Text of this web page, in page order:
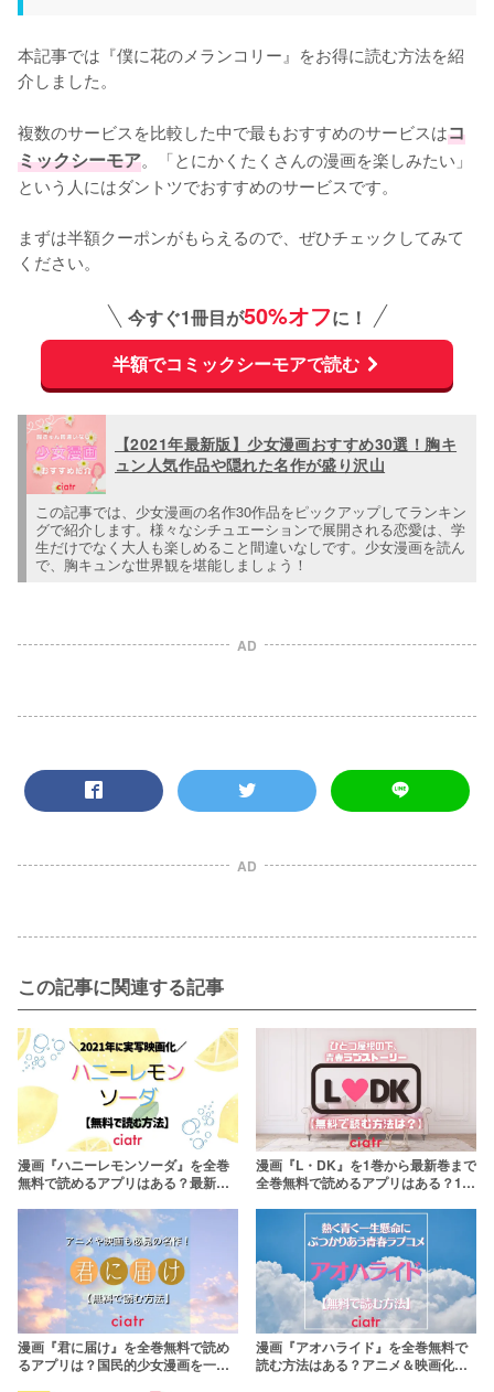
本記事では『僕に花のメランコリー』をお得に読む方法を紹
介しました。
複数のサービスを比較した中で最もおすすめのサービスはコ
ミックシーモア。「とにかくたくさんの漫画を楽しみたい」
という人にはダントツでおすすめのサービスです。
まずは半額クーポンがもらえるので、ぜひチェックしてみて
ください。
今すぐ1冊目が50%オフに！
半額でコミックシーモアで読む
【2021年最新版】少女漫画おすすめ30選！胸キ
ュン人気作品や隠れた名作が盛り沢山
この記事では、少女漫画の名作30作品をピックアップしてランキン
グで紹介します。様々なシチュエーションで展開される恋愛は、学
生だけでなく大人も楽しめること間違いなしです。少女漫画を読ん
で、胸キュンな世界観を堪能しましょう！
AD
AD
この記事に関連する記事
漫画『ハニーレモンソーダ』を全巻
無料で読めるアプリはある？最新刊
漫画『L・DK』を1巻から最新巻まで
全巻無料で読めるアプリはある？1番
漫画『君に届け』を全巻無料で読め
るアプリは？国民的少女漫画を一気
漫画『アオハライド』を全巻無料で
読む方法はある？アニメ＆映画化も